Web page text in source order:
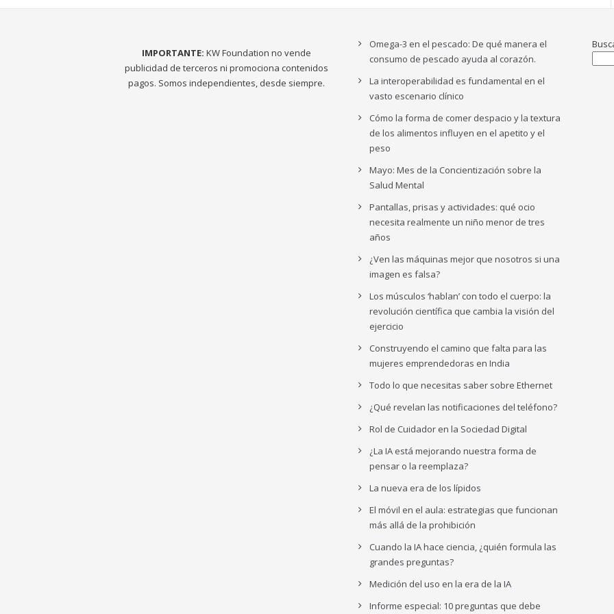
IMPORTANTE: KW Foundation no vende
publicidad de terceros ni promociona contenidos
pagos. Somos independientes, desde siempre.
Omega-3 en el pescado: De qué manera el
consumo de pescado ayuda al corazón.
La interoperabilidad es fundamental en el
vasto escenario clínico
Cómo la forma de comer despacio y la textura
de los alimentos influyen en el apetito y el
peso
Mayo: Mes de la Concientización sobre la
Salud Mental
Pantallas, prisas y actividades: qué ocio
necesita realmente un niño menor de tres
años
¿Ven las máquinas mejor que nosotros si una
imagen es falsa?
Los músculos ‘hablan’ con todo el cuerpo: la
revolución científica que cambia la visión del
ejercicio
Construyendo el camino que falta para las
mujeres emprendedoras en India
Todo lo que necesitas saber sobre Ethernet
¿Qué revelan las notificaciones del teléfono?
Rol de Cuidador en la Sociedad Digital
¿La IA está mejorando nuestra forma de
pensar o la reemplaza?
La nueva era de los lípidos
El móvil en el aula: estrategias que funcionan
más allá de la prohibición
Cuando la IA hace ciencia, ¿quién formula las
grandes preguntas?
Medición del uso en la era de la IA
Informe especial: 10 preguntas que debe